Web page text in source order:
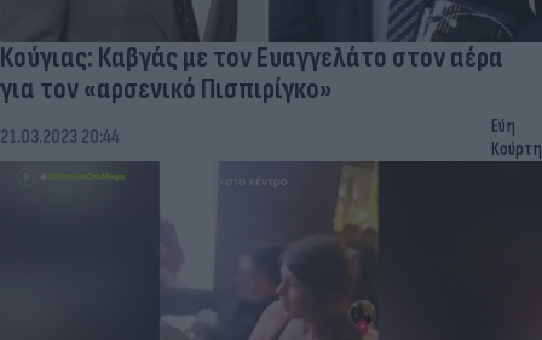
Κούγιας: Καβγάς με τον Ευαγγελάτο στον αέρα
για τον «αρσενικό Πισπιρίγκο»
21.03.2023 20:44
Εύη
Κούρτη